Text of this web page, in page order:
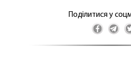
Поділитися у